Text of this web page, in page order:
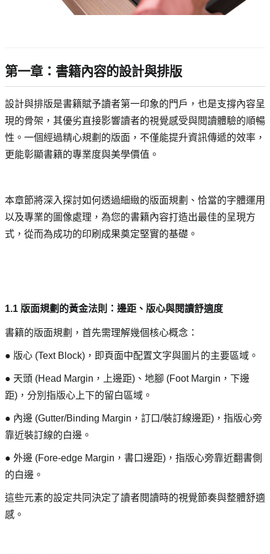
第一章：書籍內容的設計與排版
設計與排版是書籍賦予讀者第一印象的門戶，也是支撐內容呈
現的骨架，其優劣直接影響讀者的視覺感受與閱讀體驗的順暢
性。一個經過精心規劃的版面，不僅能提升資訊傳遞的效率，
更能彰顯書籍的專業度與美學價值。
本章節將深入探討如何透過細緻的版面規劃、恰當的字體運用
以及專業的圖像處理，為您的書籍內容打造出最佳的呈現方
式，從而為成功的印刷成果奠定堅實的基礎。
1.1 版面規劃的黃金法則：邊距、版心與閱讀舒適度
書籍的版面規劃，首先需理解幾個核心概念：
● 版心 (Text Block)，即頁面中配置文字與圖片的主要區域。
● 天頭 (Head Margin，上邊距)、地腳 (Foot Margin，下邊
距)，分別指版心上下的留白區域。
● 內邊 (Gutter/Binding Margin，訂口/裝訂線邊距)，指版心旁
靠近裝訂線的白邊。
● 外邊 (Fore-edge Margin，書口邊距)，指版心旁靠近翻書側
的白邊。
這些元素的設定共同決定了讀者閱讀時的視覺節奏與整體舒適
感。